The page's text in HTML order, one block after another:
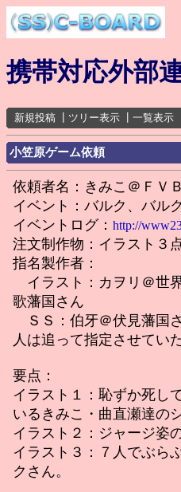
携帯対応外部
新規投稿 ツリー表示 一覧表示
小笠原ゲーム依頼
依頼者名：きみこ＠ＦＶＢ
イベント：バルク、バル
イベントログ： http://
注文制作物：イラスト３
指名製作者：
イラスト：カヲリ＠世
歌藩国さん
ＳＳ：伯牙＠伏見藩国
人は追って指定させてい
要点：
イラスト１：恥ずか死し
いるきみこ・曲直瀬達の
イラスト２：ジャージ姿
イラスト３：７人でぶら
クさん。